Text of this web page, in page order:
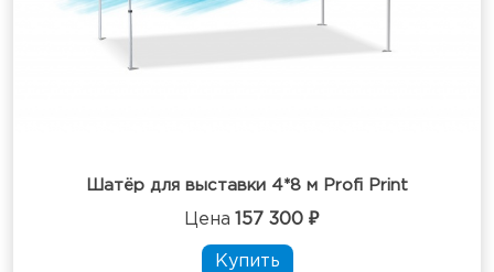
Шатёр для выставки 4*8 м Profi Print
Цена 157 300 ₽
Купить